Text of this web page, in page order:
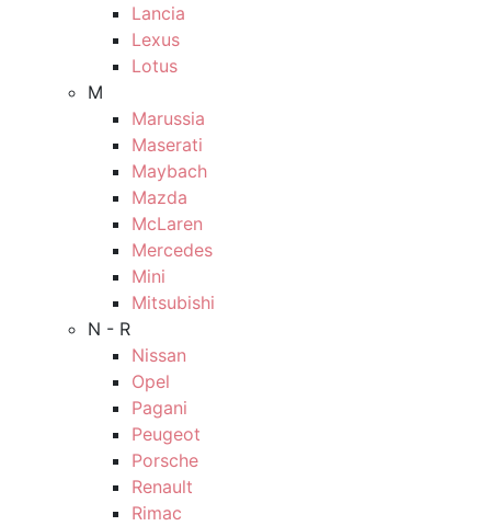
Lancia
Lexus
Lotus
M
Marussia
Maserati
Maybach
Mazda
McLaren
Mercedes
Mini
Mitsubishi
N - R
Nissan
Opel
Pagani
Peugeot
Porsche
Renault
Rimac